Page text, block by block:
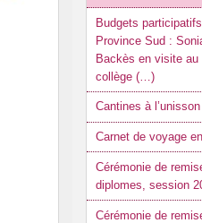
Réglement
Restaurant
Budgets
Province Sud :
Backès en visite au
collège (…)
Cantines à l’unisson
Carnet de voyage
Cérémonie de
diplomes, session
Cérémonie de